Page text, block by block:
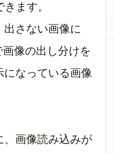
ます。
出さない画像に
像の出し分けを
なっている画像
、画像読み込みが